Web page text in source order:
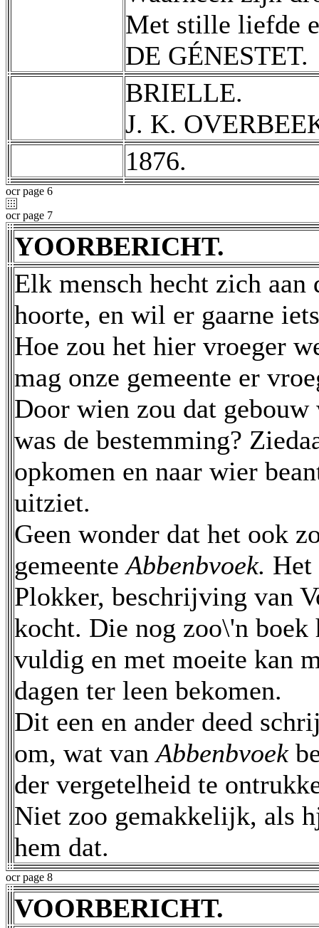
Met stille liefde
DE GÉNESTET.
BRIELLE.
J. K.
1876.
ocr page 6
ocr page 7
YOORBERICHT.
Elk mensch hecht zich aan
hoorte, en wil er gaarne
Hoe zou het hier vroeger
mag onze gemeente er
Door wien zou dat
was de bestemming?
opkomen en naar wier
uitziet.
Geen wonder dat het ook
gemeenteAbbenbvoek. Het
Plokker, beschrijving van
kocht. Die nog zoo\'n boek
vuldig en met moeite kan
dagen ter leen bekomen.
Dit een en ander deed
om, wat vanAbbenbvoek
der vergetelheid te
Niet zoo gemakkelijk, als
hem dat.
ocr page 8
VOORBERICHT.